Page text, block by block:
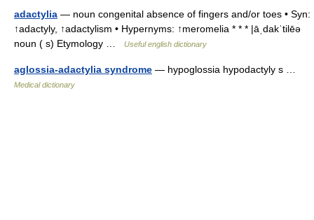
adactylia — noun congenital absence of fingers and/or toes • Syn:
↑adactyly, ↑adactylism • Hypernyms: ↑meromelia * * * |āˌdakˈtilēə
noun ( s) Etymology …
Useful english dictionary
aglossia-adactylia syndrome — hypoglossia hypodactyly s …
Medical dictionary